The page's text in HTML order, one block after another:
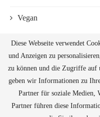
Vegan
Diese Webseite verwendet
und Anzeigen zu
zu können und die Zugriffe auf
geben wir Informationen zu
Partner für soziale Medien,
Partner führen diese